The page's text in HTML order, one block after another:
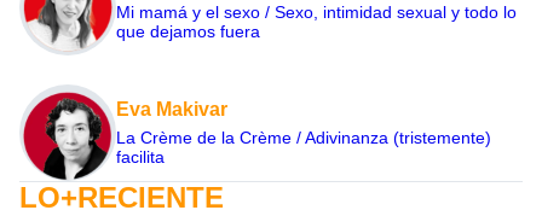
Mi mamá y el sexo / Sexo, intimidad sexual y todo lo
que dejamos fuera
Eva Makivar
La Crème de la Crème / Adivinanza (tristemente)
facilita
LO+RECIENTE